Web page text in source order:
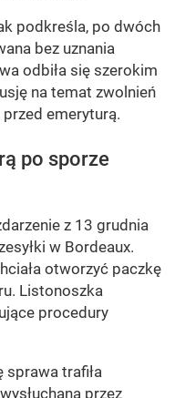
podkreśla, po dwóch
bez uznania
odbiła się szerokim
na temat zwolnień
emeryturą.
po sporze
z 13 grudnia
w Bordeaux.
otworzyć paczkę
Listonoszka
procedury
sprawa trafiła
przez